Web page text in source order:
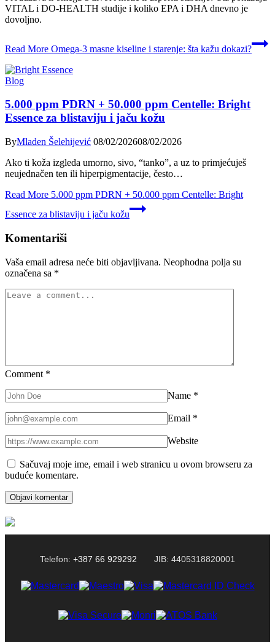
VITAL i DO-HEALTH studije i koliko EPA i DHA dnevno je
dovoljno.
Read More Omega-3 masne kiseline i starenje: šta kažu dokazi?
Blog
5.000 ppm PDRN + 50.000 ppm Centelle: Bright
Essence za blistaviju i jaču kožu
ByMladen Šelehijević 08/02/202608/02/2026
Ako ti koža izgleda umorno, sivo, “tanko”, a uz to primjećuješ
neujednačen ten ili hiperpigmentacije, često…
Read More 5.000 ppm PDRN + 50.000 ppm Centelle: Bright
Essence za blistaviju i jaču kožu
Komentariši
Vaša email adresa neće biti objavljivana. Neophodna polja su
označena sa *
Comment *
Name *
Email *
Website
Sačuvaj moje ime, email i web stranicu u ovom browseru za
buduće komentare.
Telefon: +387 66 929292 JIB: 4405318820001